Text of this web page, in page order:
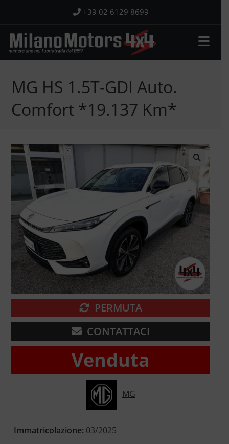
contenuto
+39 02 6129 8699
MG HS 1.5T-GDI Auto.
Comfort *19.137 Km*
PERMUTA
CONTATTACI
Venduta
MG
Immatricolazione: 03/2025